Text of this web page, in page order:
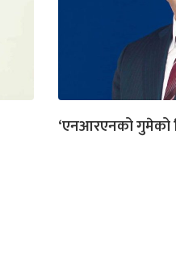
‘एनआरएनको गुमेको